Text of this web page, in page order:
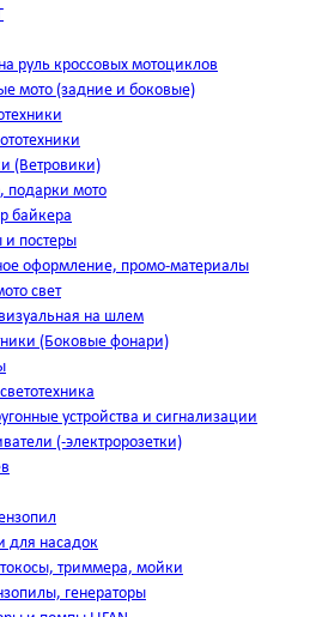
руль кроссовых мотоциклов
мото (задние и боковые)
(Ветровики)
подарки мото
байкера
и постеры
оформление, промо-материалы
свет
на шлем
(Боковые фонари)
устройства и сигнализации
(-электророзетки)
для насадок
триммера, мойки
генераторы